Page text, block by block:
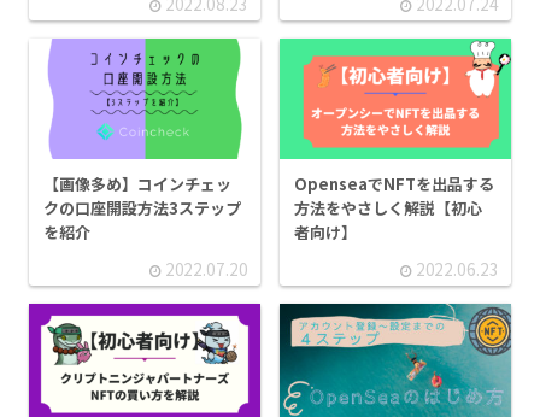
【画像多め】コインチェッ
クの口座開設方法3ステップ
を紹介
2022.07.20
OpenseaでNFTを出品する
方法をやさしく解説【初心
者向け】
2022.06.23